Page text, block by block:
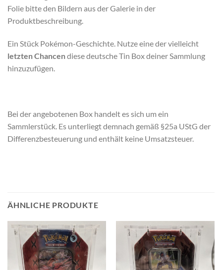
Folie bitte den Bildern aus der Galerie in der
Produktbeschreibung.
Ein Stück Pokémon-Geschichte. Nutze eine der vielleicht
letzten Chancendiese deutsche Tin Box deiner Sammlung
hinzuzufügen.
Bei der angebotenen Box handelt es sich um ein
Sammlerstück. Es unterliegt demnach gemäß §25a UStG der
Differenzbesteuerung und enthält keine Umsatzsteuer.
ÄHNLICHE PRODUKTE